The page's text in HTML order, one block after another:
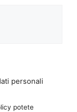
personali
potete